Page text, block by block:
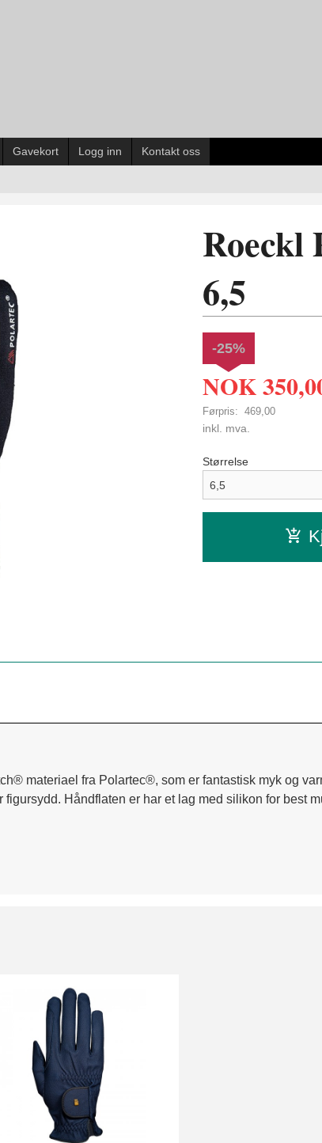
Gavekort Logg inn Kontakt oss
Roeckl
6,5
NOK
Førpris: 469,00
Rabatt
-25%
inkl. mva.
Størrelse
materiael fra Polartec®, som er fantastisk myk og
Håndflaten er har et lag med silikon for best